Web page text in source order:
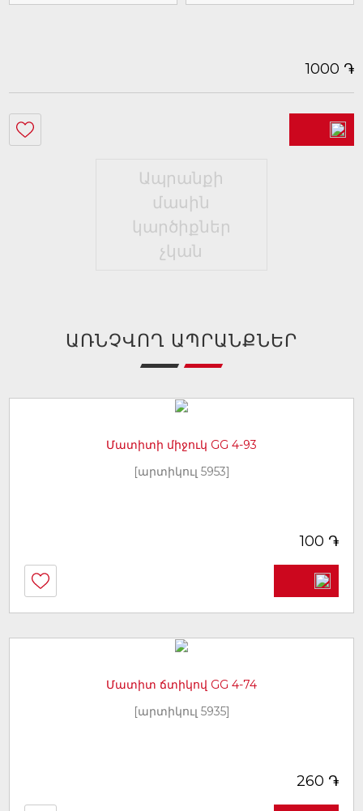
1000 ֏
Ապրանքի
մասին
կարծիքներ
չկան
ԱՌՆՉՎՈՂ ԱՊՐԱՆՔՆԵՐ
Մատիտի միջուկ GG 4-93
[արտիկուլ 5953]
100 ֏
Մատիտ ճտիկով GG 4-74
[արտիկուլ 5935]
260 ֏